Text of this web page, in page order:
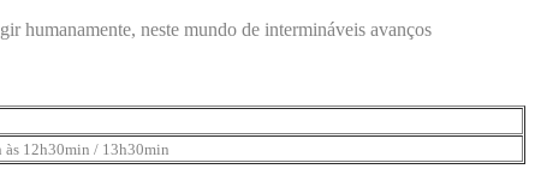
humanamente, neste mundo de intermináveis avanços
às 12h30min / 13h30min